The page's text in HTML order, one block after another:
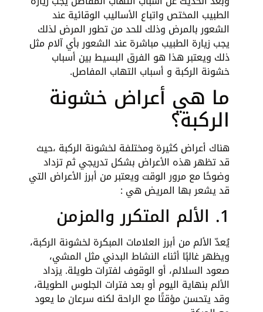
الطبيب المختص واتباع الأساليب الوقائية عند
الشعور بالمرض وذلك للحد من تطور المرض لذلك
يجب زيارة الطبيب مباشرة عند الشعور بأي آلام مثل
ذلك ويعتبر هذا هو الفرق البسيط بين أسباب
خشونة الركبة و أسباب التهاب المفاصل.
ما هي أعراض خشونة
الركبة؟
هناك أعراض كثيرة ومختلفة لخشونة الركبة ،حيث
قد تظهر هذه الأعراض بشكل تدريجي ثم تزداد
وضوحًا مع مرور الوقت ويعتبر من أبرز الأعراض التي
قد يشعر بها المريض هي :
1. الألم المتكرر والمزمن
يُعدّ الألم من أبرز العلامات المبكرة لخشونة الركبة،
ويظهر غالبًا أثناء النشاط البدني مثل المشي،
صعود السلالم، أو الوقوف لفترات طويلة. يزداد
الألم بنهاية اليوم أو بعد فترات الجلوس الطويلة،
وقد يتحسن مؤقتًا مع الراحة لكنه سرعان ما يعود